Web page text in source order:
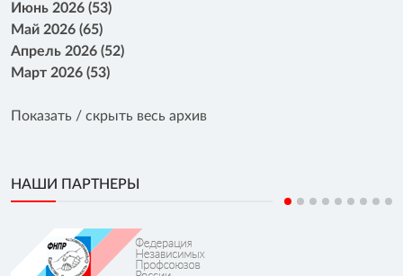
Июнь 2026 (53)
Май 2026 (65)
Апрель 2026 (52)
Март 2026 (53)
Показать / скрыть весь архив
НАШИ ПАРТНЕРЫ